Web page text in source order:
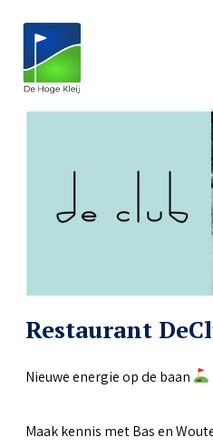
Restaurant
Nieuwe energie op de baan
Maak kennis met Bas en